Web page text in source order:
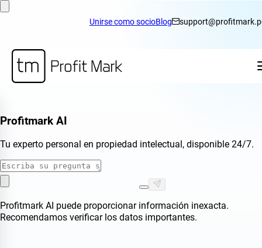
Unirse como socioBlog
Profitmark AI
Tu experto personal en propiedad intelectual, disponible 24/7.
Profitmark AI puede proporcionar información inexacta.
Recomendamos verificar los datos importantes.